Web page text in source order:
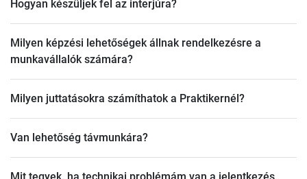
interjúkra is, pozíciótól függően.
Hogyan készüljek fel az interjúra?
készen arra, hogy beszélj a tapasztalataidról és arról,
miért szeretnél a Praktikernél dolgozni.
Milyen képzési lehetőségek állnak rendelkezésre a
munkavállalók számára?
szakmai fejlődésben és a karrier előrehaladásában.
Milyen juttatásokra számíthatok a Praktikernél?
egészségügyi juttatások, dolgozói kedvezmények és
még sok más.
Van lehetőség távmunkára?